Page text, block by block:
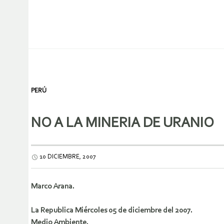
PERÚ
NO A LA MINERIA DE URANIO
10 DICIEMBRE, 2007
Marco Arana.
La Republica Miércoles 05 de diciembre del 2007.